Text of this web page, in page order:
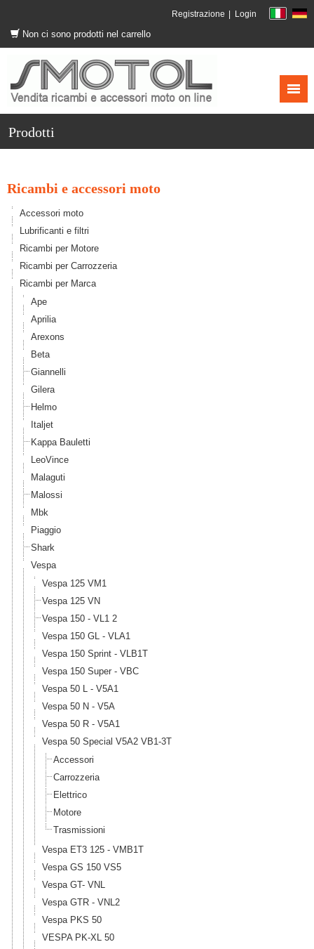
Registrazione Login
Non ci sono prodotti nel carrello
Prodotti
Ricambi e accessori moto
Accessori moto
Lubrificanti e filtri
Ricambi per Motore
Ricambi per Carrozzeria
Ricambi per Marca
Ape
Aprilia
Arexons
Beta
Giannelli
Gilera
Helmo
Italjet
Kappa Bauletti
LeoVince
Malaguti
Malossi
Mbk
Piaggio
Shark
Vespa
Vespa 125 VM1
Vespa 125 VN
Vespa 150 - VL1 2
Vespa 150 GL - VLA1
Vespa 150 Sprint - VLB1T
Vespa 150 Super - VBC
Vespa 50 L - V5A1
Vespa 50 N - V5A
Vespa 50 R - V5A1
Vespa 50 Special V5A2 VB1-3T
Accessori
Carrozzeria
Elettrico
Motore
Trasmissioni
Vespa ET3 125 - VMB1T
Vespa GS 150 VS5
Vespa GT- VNL
Vespa GTR - VNL2
Vespa PKS 50
VESPA PK-XL 50